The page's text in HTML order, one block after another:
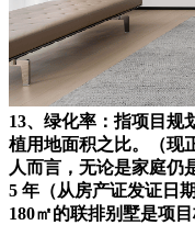
13、绿化率：指项目规
植用地面积之比。（现
人而言，无论是家庭仍
5 年（从房产证发证日
180㎡的联排别墅是项